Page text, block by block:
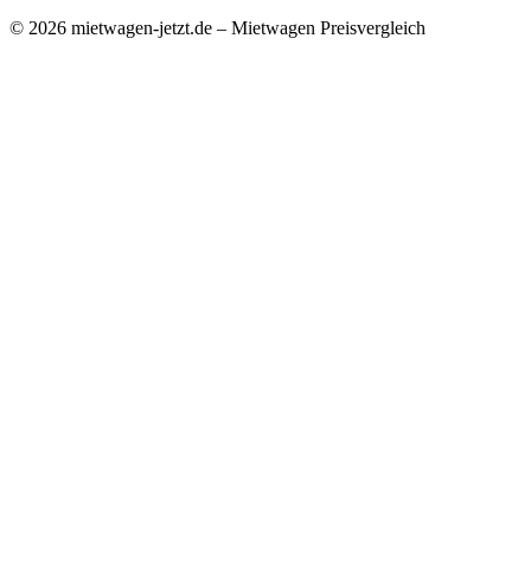
© 2026 mietwagen-jetzt.de – Mietwagen Preisvergleich